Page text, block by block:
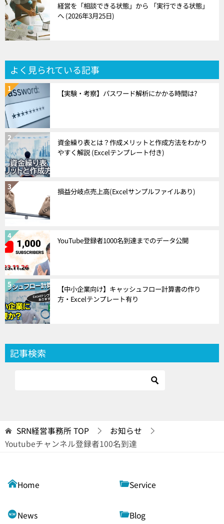
経営を「相談できる状態」から 「実行できる状態」
へ 2026年3月25日
よく見られている記事
【実験・考察】パスワード解析にかかる時間は?
資金繰り表とは？作成メリットと作成方法をわかり
やすく解説 (Excelテンプレート付き)
損益分岐点売上高(Excelサンプルファイルあり)
YouTube登録者1000名到達までのデータ公開
【中小企業向け】キャッシュフロー計算書の作り
方・Excelテンプレート有り
記事検索
SRN経営事務所TOP
お知らせ
Youtubeチャンネル登録者100名到達
Home Service
News Blog